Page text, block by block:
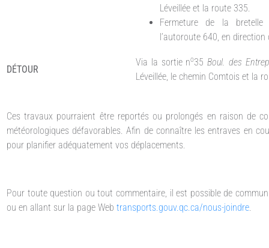
Léveillée et la route 335.
Fermeture de la bretelle
l’autoroute 640, en direction
DÉTOUR
Via la sortie no35Boul. des
Léveillée, le chemin Comtois et la
Ces travaux pourraient être reportés ou prolongés en raison de
météorologiques défavorables. Afin de connaître les entraves en
pour planifier adéquatement vos déplacements.
Pour toute question ou tout commentaire, il est possible de
ou en allant sur la page Web transports.gouv.qc.ca/nous-joindre.